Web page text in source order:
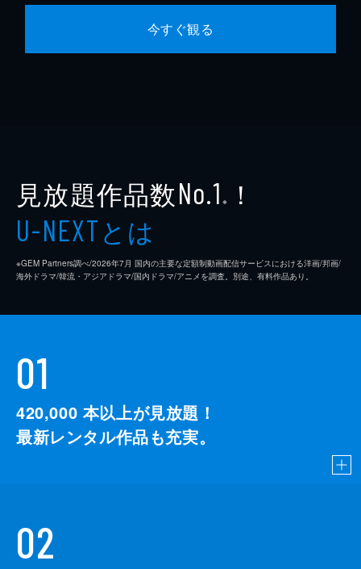
今すぐ観る
見放題作品数No.1 ※ ！
U-NEXTとは
※GEM Partners調べ/2026年7⽉ 国内の主要な定額制動画配信サービスにおける洋画/邦画/
海外ドラマ/韓流・アジアドラマ/国内ドラマ/アニメを調査。別途、有料作品あり。
01
420,000 本以上が見放題！
最新レンタル作品も充実。
02